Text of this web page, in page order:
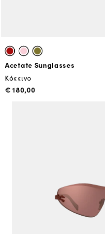
Acetate Sunglasses
Κόκκινο
€ 180,00